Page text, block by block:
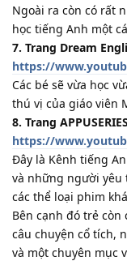
Ngoài ra còn có rất
học tiếng Anh một
7. Trang Dream
https://
Các bé sẽ vừa học
thú vị của giáo viên
8. Trang APPUSERIES
https://
Đây là Kênh tiếng
và những người yêu
các thể loại phim
Bên cạnh đó trẻ
câu chuyện cổ tích,
và một chuyên mục